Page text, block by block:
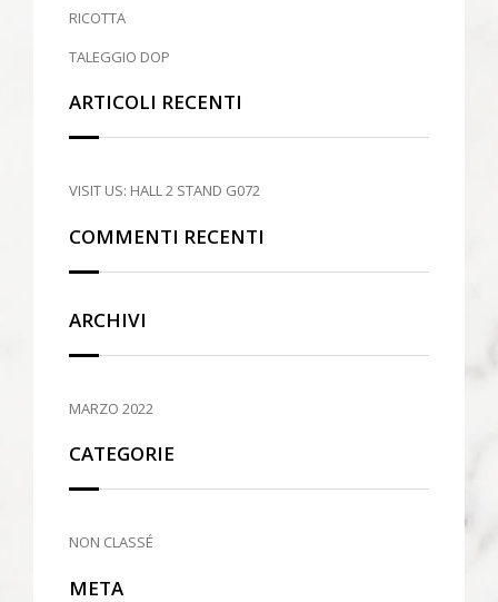
RICOTTA
TALEGGIO DOP
ARTICOLI RECENTI
VISIT US: HALL 2 STAND G072
COMMENTI RECENTI
ARCHIVI
MARZO 2022
CATEGORIE
NON CLASSÉ
META